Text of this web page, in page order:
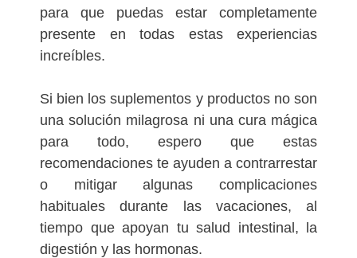
para que puedas estar completamente
presente en todas estas experiencias
increíbles.
Si bien los suplementos y productos no son
una solución milagrosa ni una cura mágica
para todo, espero que estas
recomendaciones te ayuden a contrarrestar
o mitigar algunas complicaciones
habituales durante las vacaciones, al
tiempo que apoyan tu salud intestinal, la
digestión y las hormonas.